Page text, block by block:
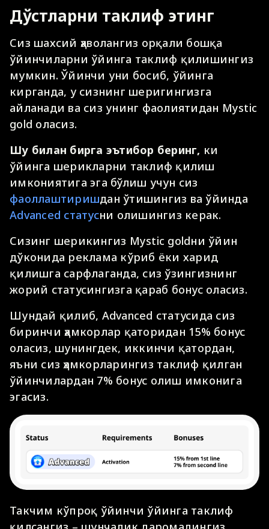
Дўстларни таклиф этинг
Сиз шахсий ҳаволангиз орқали бошқа
ўйинчиларни ўйинга таклиф қилишингиз
мумкин. Ўйинчи уни босиб, ўйинга
кирганда, у сизнинг шеригингизга
айланади ва сиз унинг фаолиятидан Mystic
gold оласиз.
Шу билан бирга эътибор беринг, ки
ўйинга шерикларни таклиф қилиш
имкониятига эга бўлиш учун сиз
фаоллаштиришдан ўтишингиз ва ўйинда
Advanced статусни олишингиз керак.
Сизинг шерикингиз Mystic goldни ўйин
дўконида реклама кўриб ёки харид
қилишга сарфлаганда, сиз ўзингизнинг
жорий статусингизга қараб бонус оласиз.
Шундай қилиб, Advanced статусида сиз
биринчи ҳамкорлар қаторидан 15% бонус
оласиз, шунингдек, иккинчи қатордан,
яъни сиз ҳамкорларингиз таклиф қилган
ўйинчилардан 7% бонус олиш имконига
эгасиз.
Такчим кўпроқ ўйинчи ўйинга таклиф